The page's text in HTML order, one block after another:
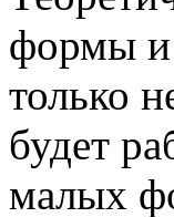
формы и
только
будет
малых